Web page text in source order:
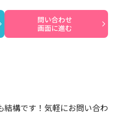
問い合わせ
画面に進む
結構です！気軽にお問い合わ